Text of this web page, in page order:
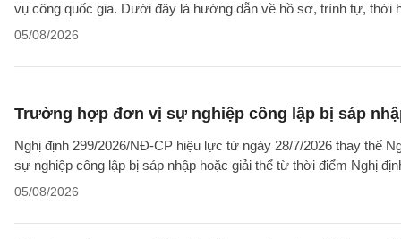
vụ công quốc gia. Dưới đây là hướng dẫn về hồ sơ, trình tự, thời
05/08/2026
Trường hợp đơn vị sự nghiệp công lập bị sáp
Nghị định 299/2026/NĐ-CP hiệu lực từ ngày 28/7/2026 thay thế
sự nghiệp công lập bị sáp nhập hoặc giải thể từ thời điểm Nghị
05/08/2026